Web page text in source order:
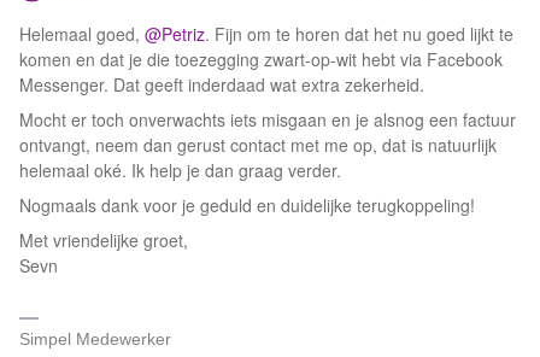
Helemaal goed, ​ @Petriz. Fijn om te horen dat het nu goed lijkt te
komen en dat je die toezegging zwart-op-wit hebt via Facebook
Messenger. Dat geeft inderdaad wat extra zekerheid.
Mocht er toch onverwachts iets misgaan en je alsnog een factuur
ontvangt, neem dan gerust contact met me op, dat is natuurlijk
helemaal oké. Ik help je dan graag verder.
Nogmaals dank voor je geduld en duidelijke terugkoppeling!
Met vriendelijke groet,
Sevn
Simpel Medewerker